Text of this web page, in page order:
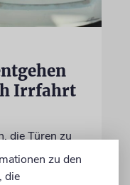
Irrfahrt
die Türen zu
versuchten,
zu den
die